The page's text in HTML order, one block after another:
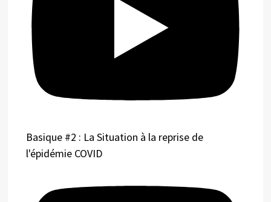
Basique #2 : La Situation à la reprise de
l'épidémie COVID